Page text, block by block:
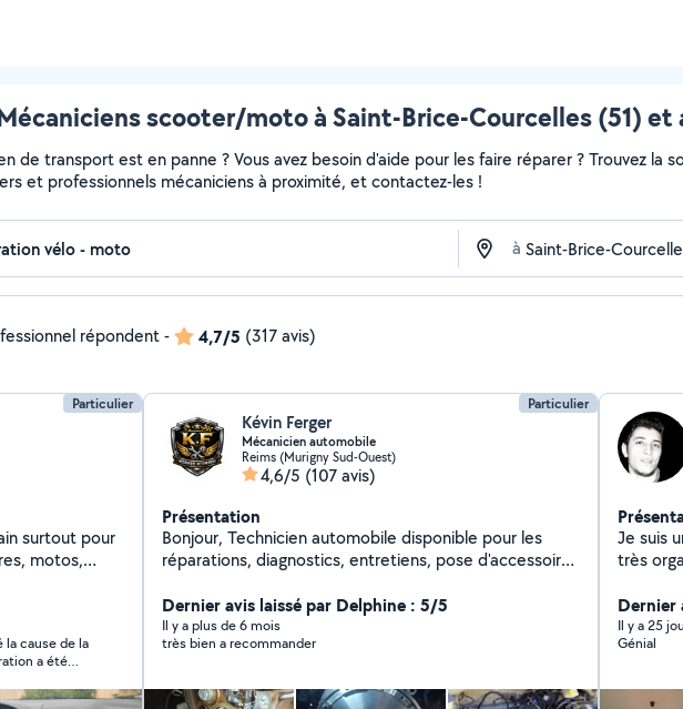
scooter/moto à Saint-Brice-Courcelles (51) et
de transport est en panne ? Vous avez besoin d'aide pour les faire réparer ? Trouvez la
et professionnels mécaniciens à proximité, et contactez-les !
à
répondent- 4,7/5 (317 avis)
Particulier
la cause de la
a été
Je ne
Particulier
Kévin Ferger
Mécanicien automobile
Reims (Murigny Sud-Ouest)
4,6/5 (107 avis)
Présentation
Bonjour, Technicien automobile disponible pour les
réparations, diagnostics, entretiens, pose d'accessoires
marchandises. N'hésitez pas à me contacter ! à très
bientôt.
Dernier avis laissé par Delphine : 5/5
Il y a plus de 6 mois
très bien a recommander
Je suis
très
Dernier
Il y a 25
Génial